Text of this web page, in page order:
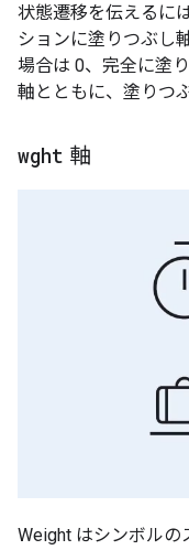
状態遷移を伝えるに
ションに塗りつぶし
場合は 0、完全に塗
軸とともに、塗りつ
wght 軸
Weight はシンボルの